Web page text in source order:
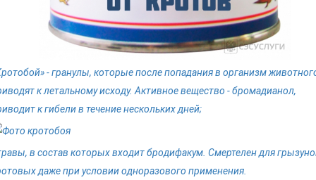
- гранулы, которые после попадания в организм
к летальному исходу. Активное вещество - бромадианол,
к гибели в течение нескольких дней;
в состав которых входит бродифакум. Смертелен для
даже при условии одноразового применения.